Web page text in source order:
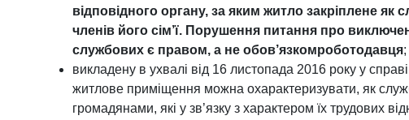
відповідного органу, за яким житло закріплене
членів його сім’ї. Порушення питання про
службових є правом, а не обов’язкомроботодавця;
викладену в ухвалі від 16 листопада 2016 року у
житлове приміщення можна охарактеризувати, як
громадянами, які у зв’язку з характером їх трудових